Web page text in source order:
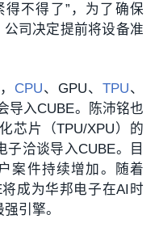
得不得了”，为了确保
司决定提前将设备准
CPU、GPU、 TPU、
导入CUBE。陈沛铭也
芯片（TPU/XPU）的
洽谈导入CUBE。目
案件持续增加。随着
成为华邦电子在AI时
引擎。